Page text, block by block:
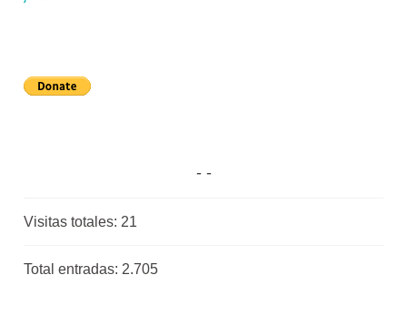
Visitas totales: 21
Total entradas: 2.705